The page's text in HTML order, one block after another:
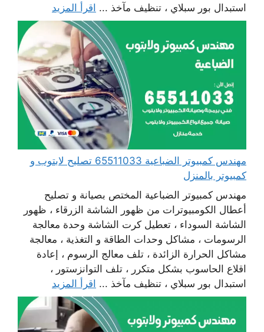
استبدال بور سبلاي ، تنظيف مآخذ ... اقرأ المزيد
مهندس كمبيوتر الضباعية 65511033 تصليح لابتوب و
كمبيوتر بالمنزل
مهندس كمبيوتر الضباعية المختص بصيانة و تصليح
أعطال الكومبيوترات من ظهور الشاشة الزرقاء ، ظهور
الشاشة السوداء ، تعطيل كرت الشاشة وحدة معالجة
الرسومات ، مشاكل وحدات الطاقة و التغذية ، معالجة
مشاكل الحرارة الزائدة ، تلف معالج الرسوم ، إعادة
اقلاع الحاسوب بشكل متكرر ، تلف التوانزستور ،
استبدال بور سبلاي ، تنظيف مآخذ ... اقرأ المزيد